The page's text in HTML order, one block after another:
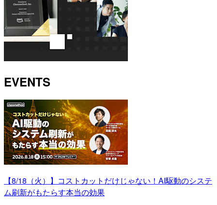
EVENTS
【8/18（火）】コストカットだけじゃない！AI駆動のシステ
ム刷新がもたらす本当の効果